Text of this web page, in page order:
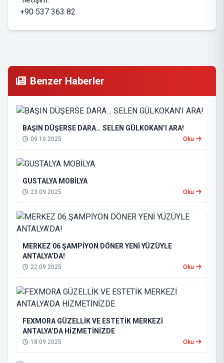
+90 537 363 82
Benzer Haberler
BAŞIN DÜŞERSE DARA… SELEN GÜLKOKAN’I ARA!
09.10.2025 Oku
GUSTALYA MOBİLYA
23.09.2025 Oku
MERKEZ 06 ŞAMPİYON DÖNER YENİ YÜZÜYLE
ANTALYA’DA!
22.09.2025 Oku
FEXMORA GÜZELLİK VE ESTETİK MERKEZİ
ANTALYA’DA HİZMETİNİZDE
18.09.2025 Oku